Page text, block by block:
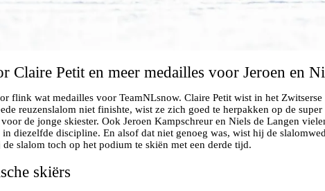
Petit en meer medailles voor Jeroen en
flink wat medailles voor TeamNLsnow. Claire Petit wist in het
reuzenslalom niet finishte, wist ze zich goed te herpakken op de
de jonge skiester. Ook Jeroen Kampschreur en Niels de Langen
diezelfde discipline. En alsof dat niet genoeg was, wist hij de
slalom toch op het podium te skiën met een derde tijd.
skiërs